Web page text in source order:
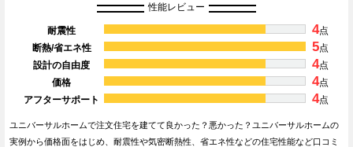
性能レビュー
耐震性 4点
断熱/省エネ性
5点
設計の自由度
4点
価格
4点
アフターサポート
4点
ユニバーサルホームで注文住宅を建てて良かった？悪かった？ユニバーサルホームの
実例から価格面をはじめ、耐震性や気密断熱性、省エネ性などの住宅性能など口コミ